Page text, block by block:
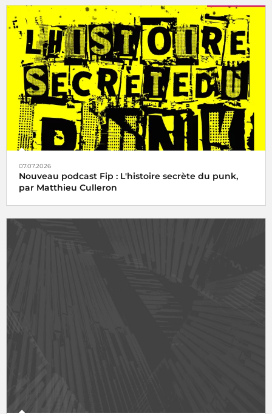
07.07.2026
Nouveau podcast Fip : L'histoire secrète du punk,
par Matthieu Culleron